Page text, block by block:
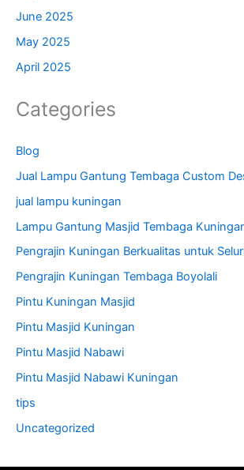
June 2025
May 2025
April 2025
Categories
Blog
Jual Lampu Gantung Tembaga Custom
jual lampu kuningan
Lampu Gantung Masjid Tembaga
Pengrajin Kuningan Berkualitas untuk
Pengrajin Kuningan Tembaga Boyolali
Pintu Kuningan Masjid
Pintu Masjid Kuningan
Pintu Masjid Nabawi
Pintu Masjid Nabawi Kuningan
tips
Uncategorized